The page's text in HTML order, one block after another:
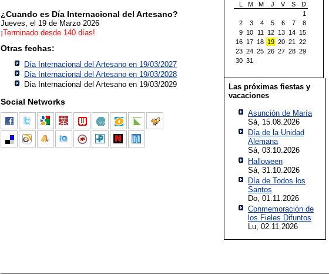
¿Cuando es Día Internacional del Artesano?
Jueves, el 19 de Marzo 2026
¡Terminado desde 140 días!
Otras fechas:
Día Internacional del Artesano en 19/03/2027
Día Internacional del Artesano en 19/03/2028
Día Internacional del Artesano en 19/03/2029
Social Networks
L
M M J V S
D
1
2
3 4 5 6 7
8
9 10 11 12 13 14 15
16 17 18 19 20 21
22
23 24 25 26 27 28 29
30 31
Las próximas fiestas y
vacaciones
Asunción de María
Sá, 15.08.2026
Día de la Unidad
Alemana
Sá, 03.10.2026
Halloween
Sá, 31.10.2026
Día de Todos los
Santos
Do, 01.11.2026
Conmemoración de
los Fieles Difuntos
Lu, 02.11.2026